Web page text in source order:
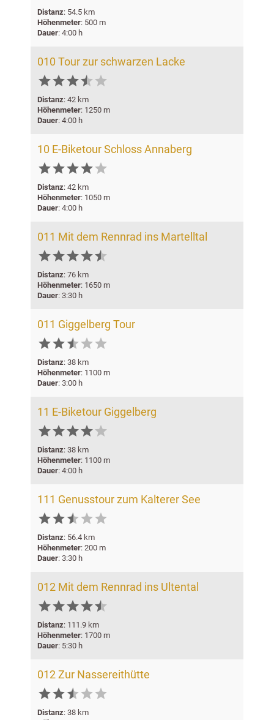
Distanz: 54.5 km
Höhenmeter: 500 m
Dauer: 4:00 h
010 Tour zur schwarzen Lacke
 

Distanz: 42 km
Höhenmeter: 1250 m
Dauer: 4:00 h
10 E-Biketour Schloss Annaberg


Distanz: 42 km
Höhenmeter: 1050 m
Dauer: 4:00 h
011 Mit dem Rennrad ins Martelltal


Distanz: 76 km
Höhenmeter: 1650 m
Dauer: 3:30 h
011 Giggelberg Tour


Distanz: 38 km
Höhenmeter: 1100 m
Dauer: 3:00 h
11 E-Biketour Giggelberg


Distanz: 38 km
Höhenmeter: 1100 m
Dauer: 4:00 h
111 Genusstour zum Kalterer See


Distanz: 56.4 km
Höhenmeter: 200 m
Dauer: 3:30 h
012 Mit dem Rennrad ins Ultental


Distanz: 111.9 km
Höhenmeter: 1700 m
Dauer: 5:30 h
012 Zur Nassereithütte


Distanz: 38 km